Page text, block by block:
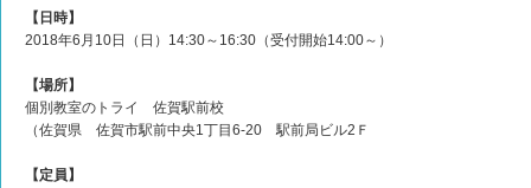
【日時】
2018年6月10日（日）14:30～16:30（受付開始14:00～）
【場所】
個別教室のトライ 佐賀駅前校
（佐賀県 佐賀市駅前中央1丁目6-20 駅前局ビル2Ｆ
【定員】